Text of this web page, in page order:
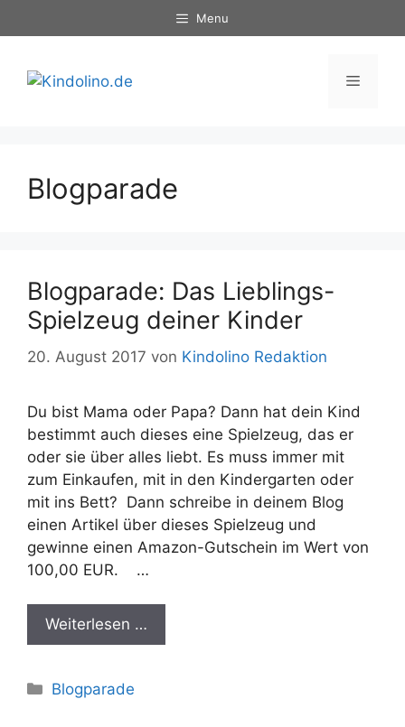
Inhalt
Menu
Menü
Blogparade
Blogparade: Das Lieblings-
Spielzeug deiner Kinder
20. August 2017 von Kindolino Redaktion
Du bist Mama oder Papa? Dann hat dein Kind
bestimmt auch dieses eine Spielzeug, das er
oder sie über alles liebt. Es muss immer mit
zum Einkaufen, mit in den Kindergarten oder
mit ins Bett? Dann schreibe in deinem Blog
einen Artikel über dieses Spielzeug und
gewinne einen Amazon-Gutschein im Wert von
100,00 EUR. …
Weiterlesen …
Kategorien
Blogparade